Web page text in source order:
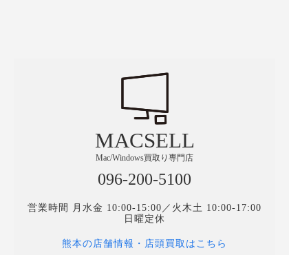
MACSELL
Mac/Windows買取り専門店
096-200-5100
営業時間 月水金 10:00-15:00／火木土 10:00-17:00
日曜定休
熊本の店舗情報・店頭買取はこちら